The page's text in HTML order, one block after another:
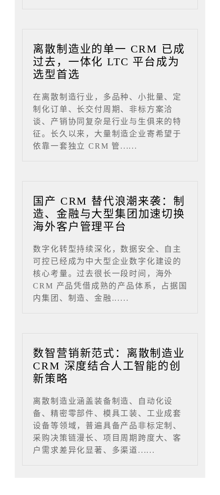
离散制造业的单一 CRM 已成
过去，一体化 LTC 平台成为
选型首选
在离散制造行业，多品种、小批量、定
制化订单、长交付周期、非标方案洽
谈、产销协同复杂是行业与生俱来的特
征。长久以来，大量制造企业寄希望于
依靠一套独立 CRM 管......
国产 CRM 替代浪潮来袭：制
造、金融与大型集团加速切换
海外客户管理平台
数字化转型持续深化，数据安全、自主
可控已经成为中大型企业数字化建设的
核心考量。过去很长一段时间，海外
CRM 产品凭借成熟的产品体系，占据国
内集团、制造、金融......
数智营销新范式：离散制造业
CRM 深度结合人工智能的创
新策略
离散制造业涵盖装备制造、自动化设
备、精密零部件、模具工装、工业成套
设备等领域，普遍具备产品非标定制、
采购决策链漫长、项目周期跨度大、客
户需求差异化显著、多渠道......